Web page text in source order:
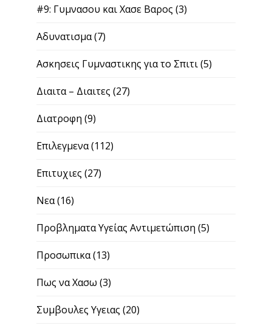
#9: Γυμνασου και Χασε Βαρος (3)
Αδυνατισμα(7)
Ασκησεις Γυμναστικης για το Σπιτι(5)
Διαιτα – Διαιτες (27)
Διατροφη (9)
Επιλεγμενα(112)
Επιτυχιες (27)
Νεα(16)
Προβληματα Υγείας Αντιμετώπιση (5)
Προσωπικα(13)
Πως να Χασω (3)
Συμβουλες Υγειας (20)